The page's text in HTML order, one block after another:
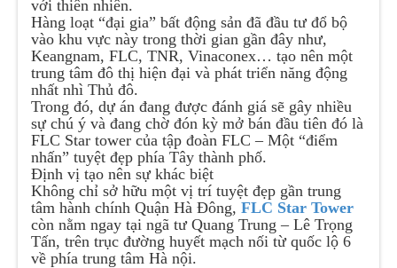
với thiên nhiên.
Hàng loạt “đại gia” bất động sản đã đầu tư đổ bộ
vào khu vực này trong thời gian gần đây như,
Keangnam, FLC, TNR, Vinaconex… tạo nên một
trung tâm đô thị hiện đại và phát triển năng động
nhất nhì Thủ đô.
Trong đó, dự án đang được đánh giá sẽ gây nhiều
sự chú ý và đang chờ đón kỳ mở bán đầu tiên đó là
FLC Star tower của tập đoàn FLC – Một “điểm
nhấn” tuyệt đẹp phía Tây thành phố.
Định vị tạo nên sự khác biệt
Không chỉ sở hữu một vị trí tuyệt đẹp gần trung
tâm hành chính Quận Hà Đông,FLC Star Tower
còn nằm ngay tại ngã tư Quang Trung – Lê Trọng
Tấn, trên trục đường huyết mạch nối từ quốc lộ 6
về phía trung tâm Hà nội.